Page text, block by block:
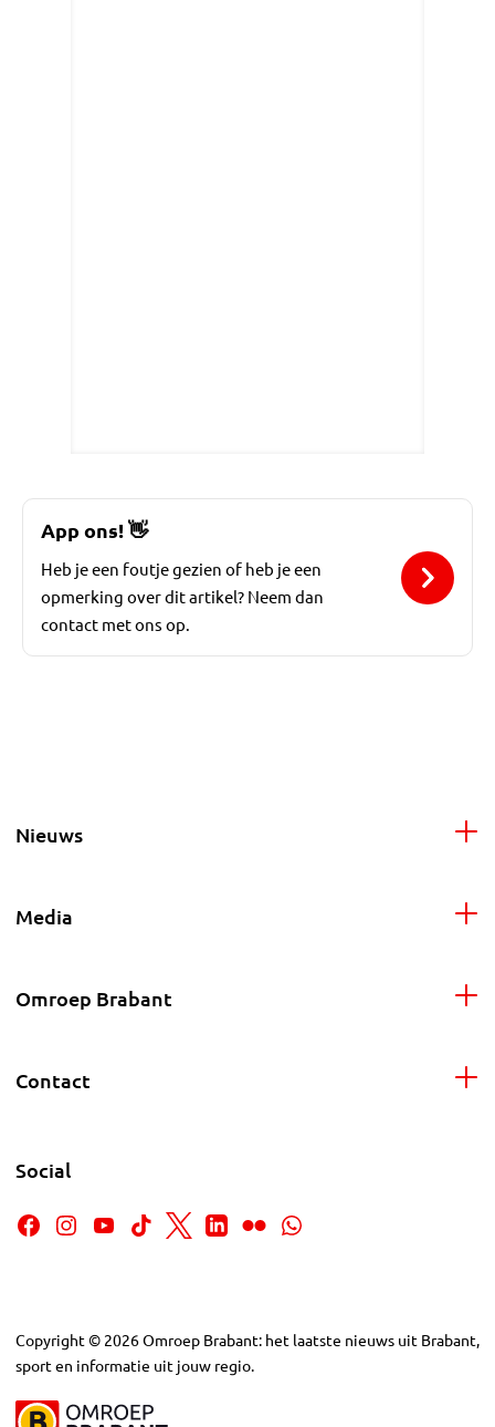
App ons!👋
Heb je een foutje gezien of heb je een
opmerking over dit artikel? Neem dan
contact met ons op.
Nieuws
Media
Omroep Brabant
Contact
Social
Copyright © 2026Omroep Brabant: het laatste nieuws uit Brabant,
sport en informatie uit jouw regio.